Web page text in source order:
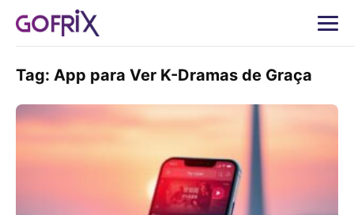
Tag: App para Ver K-Dramas de Graça